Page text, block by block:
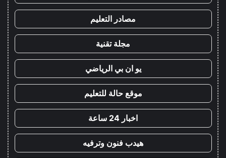
مصادر التعليم
مجلة تقنية
يو ان بي الرياضي
موقع حالة للتعليم
اخبار 24 ساعة
هيدب فنون وترفيه